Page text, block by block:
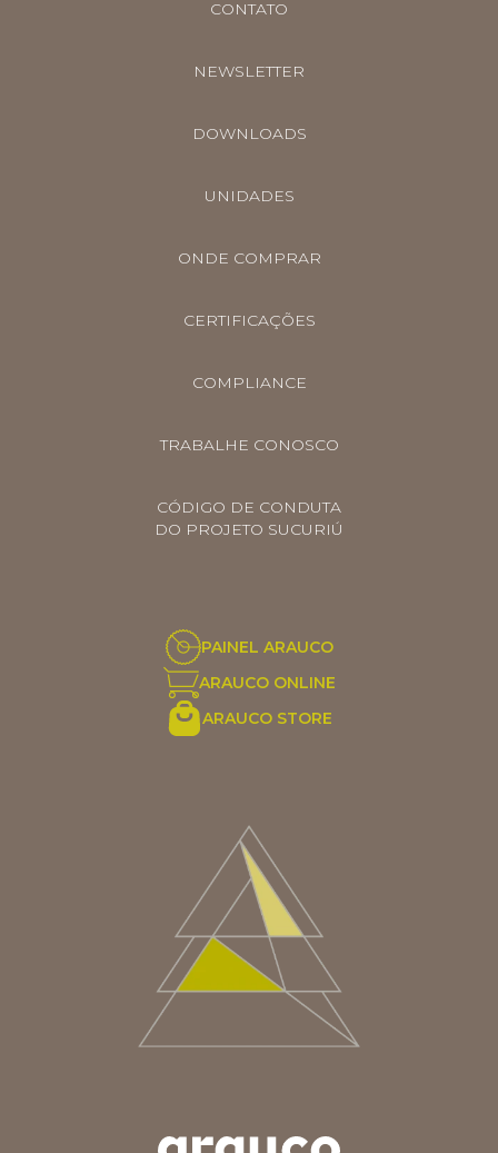
AUS/NZ
CONTATO
NEWSLETTER
DOWNLOADS
UNIDADES
ONDE COMPRAR
CERTIFICAÇÕES
COMPLIANCE
TRABALHE CONOSCO
CÓDIGO DE CONDUTA
DO PROJETO SUCURIÚ
PAINEL ARAUCO
ARAUCO ONLINE
ARAUCO STORE